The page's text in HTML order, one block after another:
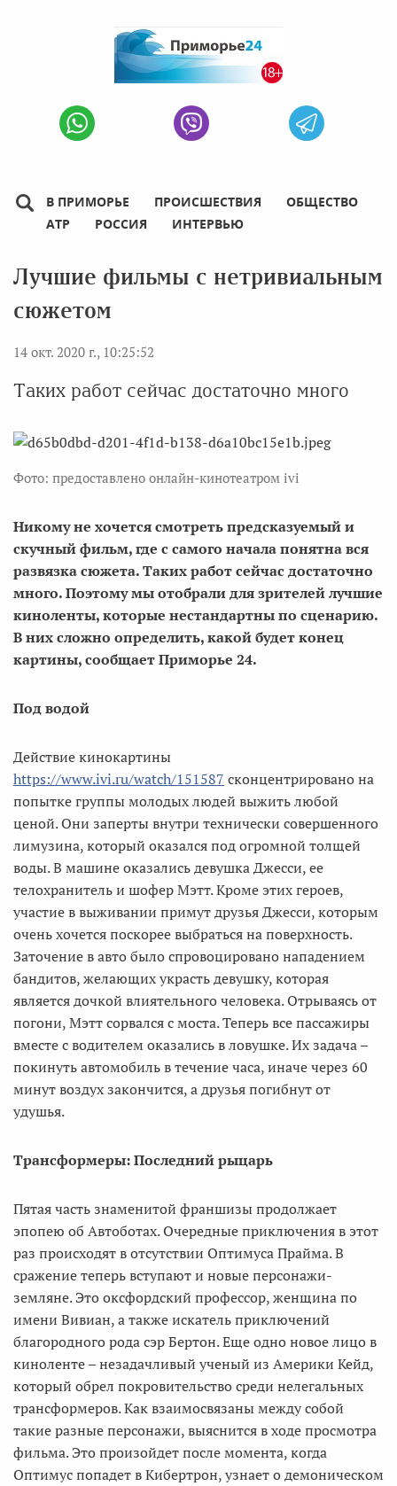
В ПРИМОРЬЕ ПРОИСШЕСТВИЯ
ОБЩЕСТВО
АТР
РОССИЯ ИНТЕРВЬЮ
Лучшие фильмы с нетривиальным
сюжетом
14 окт. 2020 г., 10:25:52
Таких работ сейчас достаточно много
Фото: предоставлено онлайн-кинотеатром ivi
Никому не хочется смотреть предсказуемый и
скучный фильм, где с самого начала понятна вся
развязка сюжета. Таких работ сейчас достаточно
много. Поэтому мы отобрали для зрителей лучшие
киноленты, которые нестандартны по сценарию.
В них сложно определить, какой будет конец
картины, сообщает Приморье 24.
Под водой
Действие кинокартины
https://www.ivi.ru/watch/151587 сконцентрировано на
попытке группы молодых людей выжить любой
ценой. Они заперты внутри технически совершенного
лимузина, который оказался под огромной толщей
воды. В машине оказались девушка Джесси, ее
телохранитель и шофер Мэтт. Кроме этих героев,
участие в выживании примут друзья Джесси, которым
очень хочется поскорее выбраться на поверхность.
Заточение в авто было спровоцировано нападением
бандитов, желающих украсть девушку, которая
является дочкой влиятельного человека. Отрываясь от
погони, Мэтт сорвался с моста. Теперь все пассажиры
вместе с водителем оказались в ловушке. Их задача –
покинуть автомобиль в течение часа, иначе через 60
минут воздух закончится, а друзья погибнут от
удушья.
Трансформеры: Последний рыцарь
Пятая часть знаменитой франшизы продолжает
эпопею об Автоботах. Очередные приключения в этот
раз происходят в отсутствии Оптимуса Прайма. В
сражение теперь вступают и новые персонажи-
земляне. Это оксфордский профессор, женщина по
имени Вивиан, а также искатель приключений
благородного рода сэр Бертон. Еще одно новое лицо в
киноленте – незадачливый ученый из Америки Кейд,
который обрел покровительство среди нелегальных
трансформеров. Как взаимосвязаны между собой
такие разные персонажи, выяснится в ходе просмотра
фильма. Это произойдет после момента, когда
Оптимус попадет в Кибертрон, узнает о демоническом